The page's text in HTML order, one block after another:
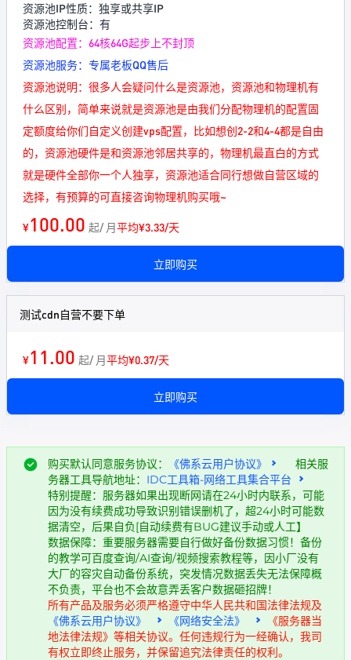
资源池IP性质：独享或共享IP
资源池控制台：有
资源池配置：64核64G起步上不封顶
资源池服务：专属老板QQ售后
资源池说明：很多人会疑问什么是资源池，资源池和物理机有
什么区别，简单来说就是资源池是由我们分配物理机的配置固
定额度给你们自定义创建vps配置，比如想创2-2和4-4都是自由
的，资源池硬件是和资源池邻居共享的，物理机最直白的方式
就是硬件全部你一个人独享，资源池适合同行想做自营区域的
选择，有预算的可直接咨询物理机购买哦~
¥100.00 起/ 月平均¥3.33/天
立即购买
测试cdn自营不要下单
¥11.00 起/ 月平均¥0.37/天
立即购买
购买默认同意服务协议： 《佛系云用户协议》
相关服
务器工具导航地址： IDC工具箱-网络工具集合平台
特别提醒：服务器如果出现断网请在24小时内联系，可能
因为没有续费成功导致识别错误删机了，超24小时可能数
据清空，后果自负[自动续费有BUG建议手动或人工】
数据保障：重要服务器需要自行做好备份数据习惯！备份
的教学可百度查询/AI查询/视频搜索教程等，因小厂没有
大厂的容灾自动备份系统，突发情况数据丢失无法保障概
不负责，平台也不会故意弄丢客户数据砸招牌！
所有产品及服务必须严格遵守中华人民共和国法律法规及
《佛系云用户协议》
《网络安全法》
《服务器当
地法律法规》等相关协议。任何违规行为一经确认，我司
有权立即终止服务，并保留追究法律责任的权利。